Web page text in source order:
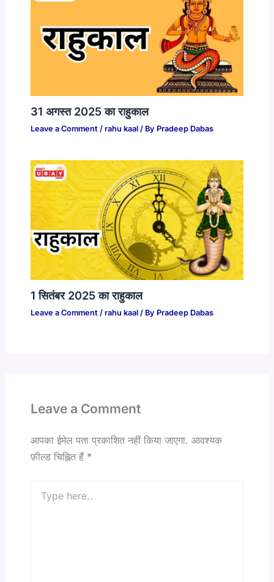
31 अगस्त 2025 का राहुकाल
Leave a Comment / rahu kaal/ By Pradeep Dabas
1 सितंबर 2025 का राहुकाल
Leave a Comment / rahu kaal/ By Pradeep Dabas
Leave a Comment
आपका ईमेल पता प्रकाशित नहीं किया जाएगा. आवश्यक
फ़ील्ड चिह्नित हैं *
here..